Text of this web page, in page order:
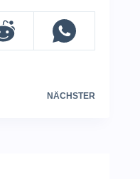
NÄCHSTER